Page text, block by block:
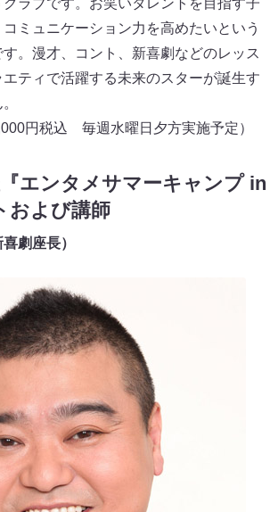
ラブです。お笑いタレントを目指す子
ミュニケーション力を高めたいという
。漫才、コント、新喜劇などのレッス
ティで活躍する未来のスターが誕生す
円税込 毎週水曜日夕方実施予定）
エンタメサマーキャンプ in
および講師
劇座長）